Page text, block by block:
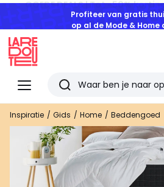
Profiteer van gratis
op al de Mode & Home
Menu
Redoute
Zoeken
Laatst
bekeken
artikelen
Inspiratie Gids Home Beddengoed